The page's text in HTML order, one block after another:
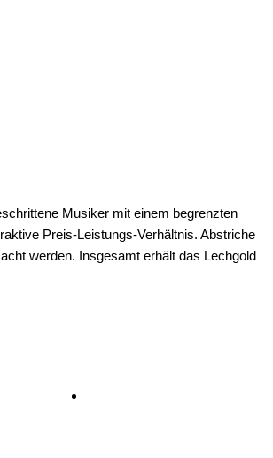
Musiker mit einem begrenzten
Preis-Leistungs-Verhältnis. Abstriche
werden. Insgesamt erhält das Lechgold